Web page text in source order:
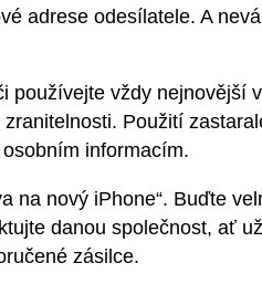
adrese odesílatele. A
používejte vždy nejnovější
Použití
informacím.
na nový iPhone“. Buďte
danou společnost, ať
zásilce.